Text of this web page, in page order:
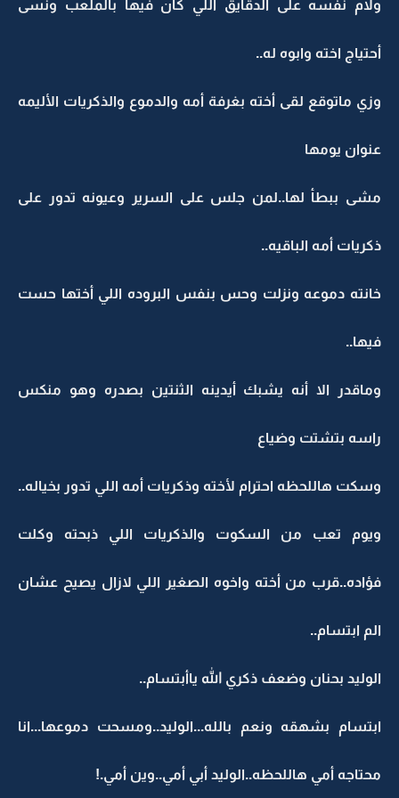
ولام نفسه على الدقايق اللي كان فيها بالملعب ونسى
أحتياج اخته وابوه له..
وزي ماتوقع لقى أخته بغرفة أمه والدموع والذكريات الأليمه
عنوان يومها
مشى ببطأ لها..لمن جلس على السرير وعيونه تدور على
ذكريات أمه الباقيه..
خانته دموعه ونزلت وحس بنفس البروده اللي أختها حست
فيها..
وماقدر الا أنه يشبك أيدينه الثنتين بصدره وهو منكس
راسه بتشتت وضياع
وسكت هاللحظه احترام لأخته وذكريات أمه اللي تدور بخياله..
ويوم تعب من السكوت والذكريات اللي ذبحته وكلت
فؤاده..قرب من أخته واخوه الصغير اللي لازال يصيح عشان
الم ابتسام..
الوليد بحنان وضعف ذكري الله ياأبتسام..
ابتسام بشهقه ونعم بالله...الوليد..ومسحت دموعها...انا
محتاجه أمي هاللحظه..الوليد أبي أمي..وين أمي.!